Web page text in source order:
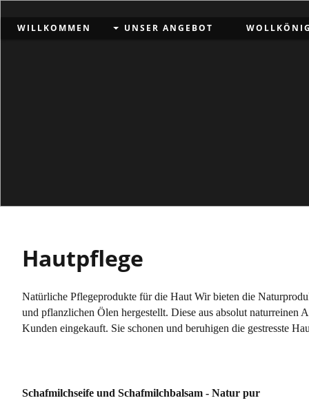
WILLKOMMEN UNSER ANGEBOT
Hautpflege
Natürliche Pflegeprodukte für die Haut Wir bieten die
und pflanzlichen Ölen hergestellt. Diese aus absolut naturreinen
Kunden eingekauft. Sie schonen und beruhigen die gestresste
Schafmilchseife und Schafmilchbalsam - Natur pur